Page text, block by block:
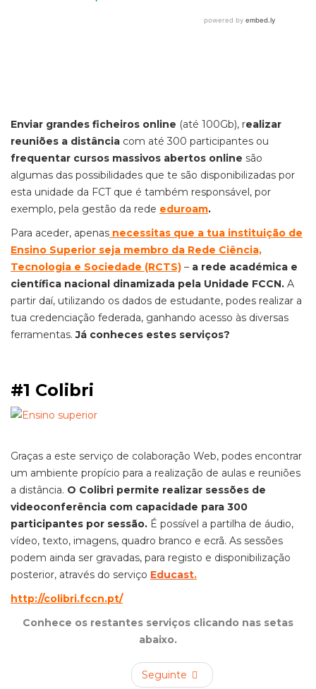
Enviar grandes ficheiros online (até 100Gb), realizar
reuniões a distância com até 300 participantes ou
frequentar cursos massivos abertos online são
algumas das possibilidades que te são disponibilizadas por
esta unidade da FCT que é também responsável, por
exemplo, pela gestão da rede eduroam.
Para aceder, apenas necessitas que a tua instituição de
Ensino Superior seja membro da Rede Ciência,
Tecnologia e Sociedade (RCTS) – a rede académica e
científica nacional dinamizada pela Unidade FCCN. A
partir daí, utilizando os dados de estudante, podes realizar a
tua credenciação federada, ganhando acesso às diversas
ferramentas. Já conheces estes serviços?
#1 Colibri
Graças a este serviço de colaboração Web, podes encontrar
um ambiente propício para a realização de aulas e reuniões
a distância. O Colibri permite realizar sessões de
videoconferência com capacidade para 300
participantes por sessão. É possível a partilha de áudio,
vídeo, texto, imagens, quadro branco e ecrã. As sessões
podem ainda ser gravadas, para registo e disponibilização
posterior, através do serviço Educast.
http://colibri.fccn.pt/
Conhece os restantes serviços clicando nas setas
abaixo.
Seguinte